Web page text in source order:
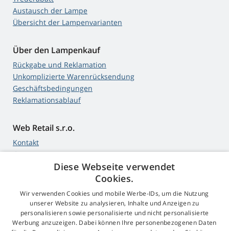
Austausch der Lampe
Übersicht der Lampenvarianten
Über den Lampenkauf
Rückgabe und Reklamation
Unkomplizierte Warenrücksendung
Geschäftsbedingungen
Reklamationsablauf
Web Retail s.r.o.
Kontakt
GDPR
4,9Sterne
545 Bewertungen Google
Diese Webseite verwendet
Cookies.
Wir verwenden Cookies und mobile Werbe-IDs, um die Nutzung
unserer Website zu analysieren, Inhalte und Anzeigen zu
personalisieren sowie personalisierte und nicht personalisierte
Werbung anzuzeigen. Dabei können Ihre personenbezogenen Daten